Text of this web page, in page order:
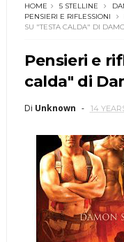
HOME 5 STELLINE
PENSIERI E RIFLESSIONI
SU "TESTA CALDA" DI
Pensieri e
calda" di
Di Unknown 14